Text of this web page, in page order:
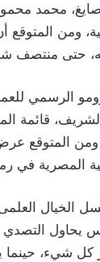
محمد
ومن
حتى منتصف
الرسمي
قائمة
ومن المتوقع
الخيال
يحاول التصدي
كل شيء، حينما